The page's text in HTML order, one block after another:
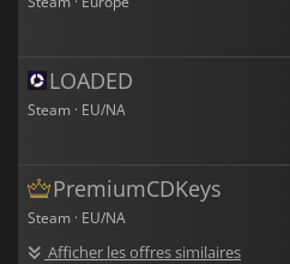
LOADED
Steam · EU/NA
PremiumCDKeys
Steam · EU/NA
Afficher les offres similaires